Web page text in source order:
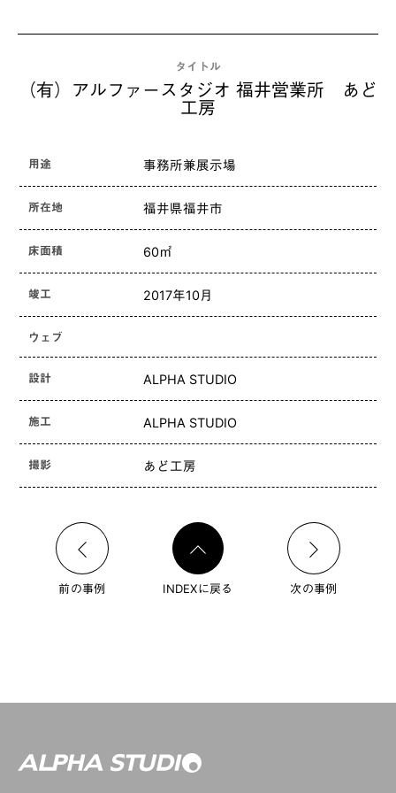
タイトル
（有）アルファースタジオ 福井営業所 あど
工房
用途 事務所兼展示場
所在地 福井県福井市
床面積 60㎡
竣工 2017年10月
ウェブ
設計 ALPHA STUDIO
施工 ALPHA STUDIO
撮影 あど工房
前の事例 INDEXに戻る 次の事例